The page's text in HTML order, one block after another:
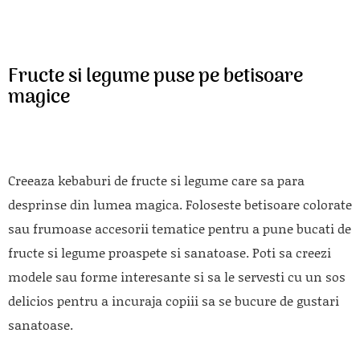
Fructe si legume puse pe betisoare
magice
Creeaza kebaburi de fructe si legume care sa para
desprinse din lumea magica. Foloseste betisoare colorate
sau frumoase accesorii tematice pentru a pune bucati de
fructe si legume proaspete si sanatoase. Poti sa creezi
modele sau forme interesante si sa le servesti cu un sos
delicios pentru a incuraja copiii sa se bucure de gustari
sanatoase.